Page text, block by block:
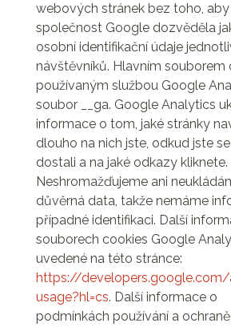
webových stránek bez toho, aby
společnost Google dozvěděla
osobní identifikační údaje
návštěvníků. Hlavním souborem
používaným službou Google
soubor __ga. Google Analytics
informace o tom, jaké stránky
dlouho na nich jste, odkud jste
dostali a na jaké odkazy kliknete.
Neshromažďujeme ani
důvěrná data, takže nemáme
případné identifikaci. Další
souborech cookies Google
uvedené na této stránce:
https://
usage?hl=cs. Další informace o
podmínkách používání a